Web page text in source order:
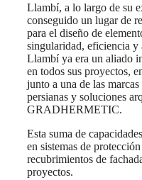
Llambí, a lo largo de su
conseguido un lugar de
para el diseño de
singularidad, eficiencia y
Llambí ya era un aliado
en todos sus proyectos,
junto a una de las
persianas y soluciones
GRADHERMETIC.
Esta suma de
en sistemas de
recubrimientos de
proyectos.